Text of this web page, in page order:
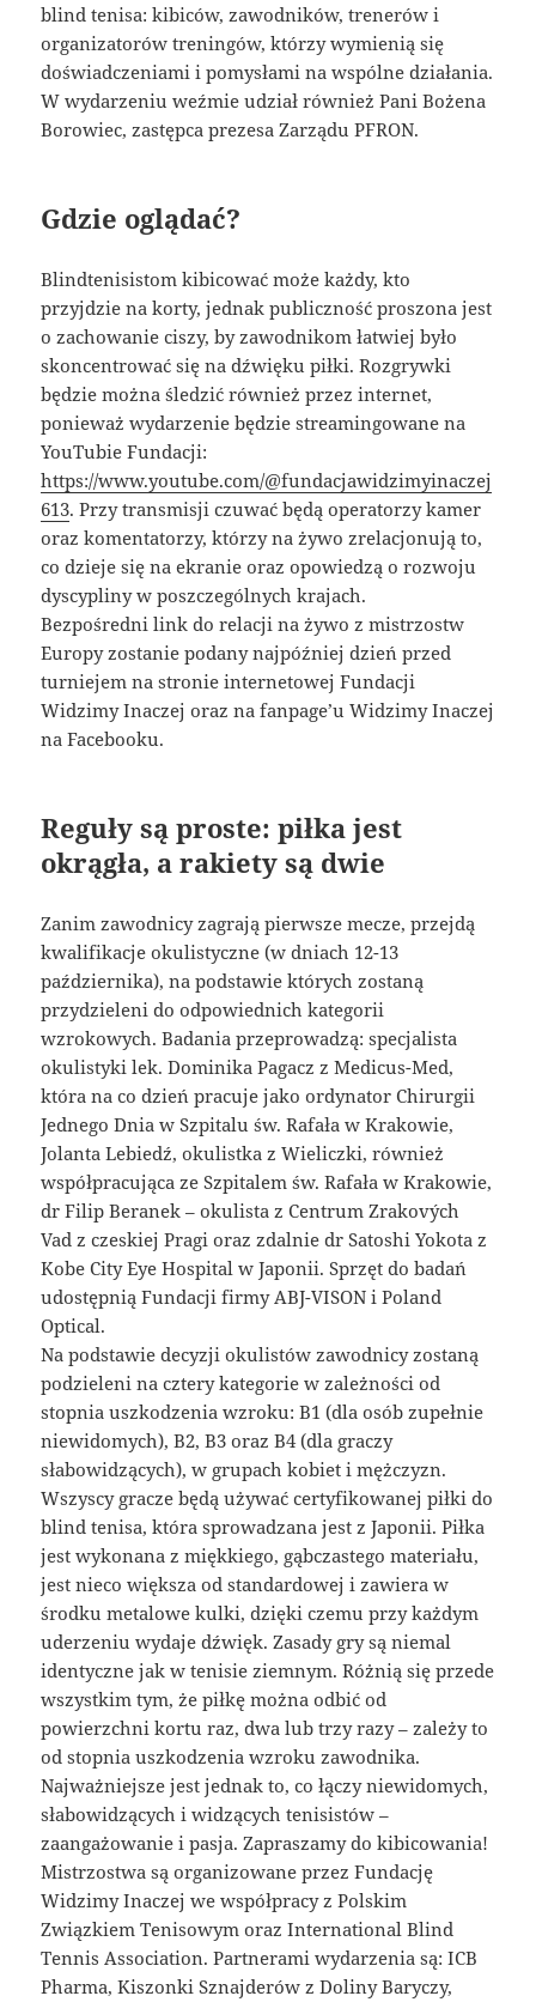
blind tenisa: kibiców, zawodników, trenerów i
organizatorów treningów, którzy wymienią się
doświadczeniami i pomysłami na wspólne działania.
W wydarzeniu weźmie udział również Pani Bożena
Borowiec, zastępca prezesa Zarządu PFRON.
Gdzie oglądać?
Blindtenisistom kibicować może każdy, kto
przyjdzie na korty, jednak publiczność proszona jest
o zachowanie ciszy, by zawodnikom łatwiej było
skoncentrować się na dźwięku piłki. Rozgrywki
będzie można śledzić również przez internet,
ponieważ wydarzenie będzie streamingowane na
YouTubie Fundacji:
https://www.youtube.com/@fundacjawidzimyinaczej
613. Przy transmisji czuwać będą operatorzy kamer
oraz komentatorzy, którzy na żywo zrelacjonują to,
co dzieje się na ekranie oraz opowiedzą o rozwoju
dyscypliny w poszczególnych krajach.
Bezpośredni link do relacji na żywo z mistrzostw
Europy zostanie podany najpóźniej dzień przed
turniejem na stronie internetowej Fundacji
Widzimy Inaczej oraz na fanpage’u Widzimy Inaczej
na Facebooku.
Reguły są proste: piłka jest
okrągła, a rakiety są dwie
Zanim zawodnicy zagrają pierwsze mecze, przejdą
kwalifikacje okulistyczne (w dniach 12-13
października), na podstawie których zostaną
przydzieleni do odpowiednich kategorii
wzrokowych. Badania przeprowadzą: specjalista
okulistyki lek. Dominika Pagacz z Medicus-Med,
która na co dzień pracuje jako ordynator Chirurgii
Jednego Dnia w Szpitalu św. Rafała w Krakowie,
Jolanta Lebiedź, okulistka z Wieliczki, również
współpracująca ze Szpitalem św. Rafała w Krakowie,
dr Filip Beranek – okulista z Centrum Zrakových
Vad z czeskiej Pragi oraz zdalnie dr Satoshi Yokota z
Kobe City Eye Hospital w Japonii. Sprzęt do badań
udostępnią Fundacji firmy ABJ-VISON i Poland
Optical.
Na podstawie decyzji okulistów zawodnicy zostaną
podzieleni na cztery kategorie w zależności od
stopnia uszkodzenia wzroku: B1 (dla osób zupełnie
niewidomych), B2, B3 oraz B4 (dla graczy
słabowidzących), w grupach kobiet i mężczyzn.
Wszyscy gracze będą używać certyfikowanej piłki do
blind tenisa, która sprowadzana jest z Japonii. Piłka
jest wykonana z miękkiego, gąbczastego materiału,
jest nieco większa od standardowej i zawiera w
środku metalowe kulki, dzięki czemu przy każdym
uderzeniu wydaje dźwięk. Zasady gry są niemal
identyczne jak w tenisie ziemnym. Różnią się przede
wszystkim tym, że piłkę można odbić od
powierzchni kortu raz, dwa lub trzy razy – zależy to
od stopnia uszkodzenia wzroku zawodnika.
Najważniejsze jest jednak to, co łączy niewidomych,
słabowidzących i widzących tenisistów –
zaangażowanie i pasja. Zapraszamy do kibicowania!
Mistrzostwa są organizowane przez Fundację
Widzimy Inaczej we współpracy z Polskim
Związkiem Tenisowym oraz International Blind
Tennis Association. Partnerami wydarzenia są: ICB
Pharma, Kiszonki Sznajderów z Doliny Baryczy,